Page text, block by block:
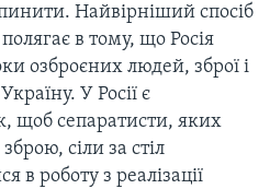
Найвірніший спосіб
в тому, що Росія
озброєних людей, зброї і
У Росії є
щоб сепаратисти, яких
сіли за стіл
в роботу з реалізації